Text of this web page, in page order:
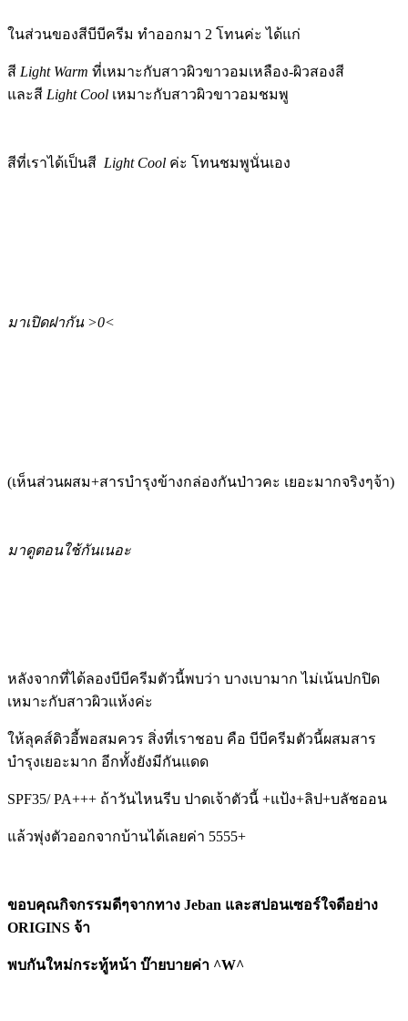
ในส่วนของสีบีบีครีม ทำออกมา 2 โทนค่ะ ได้แก่
สี Light Warm ที่เหมาะกับสาวผิวขาวอมเหลือง-ผิวสองสี
และสี Light Cool เหมาะกับสาวผิวขาวอมชมพู
สีที่เราได้เป็นสี Light Cool ค่ะ โทนชมพูนั่นเอง
มาเปิดฝากัน >0<
(เห็นส่วนผสม+สารบำรุงข้างกล่องกันป่าวคะ เยอะมากจริงๆจ้า)
มาดูตอนใช้กันเนอะ
หลังจากที่ได้ลองบีบีครีมตัวนี้พบว่า บางเบามาก ไม่เน้นปกปิด
เหมาะกับสาวผิวแห้งค่ะ
ให้ลุคส์ดิวอี้พอสมควร สิ่งที่เราชอบ คือ บีบีครีมตัวนี้ผสมสาร
บำรุงเยอะมาก อีกทั้งยังมีกันแดด
SPF35/ PA+++ ถ้าวันไหนรีบ ปาดเจ้าตัวนี้ +แป้ง+ลิป+บลัชออน
แล้วพุ่งตัวออกจากบ้านได้เลยค่า 5555+
ขอบคุณกิจกรรมดีๆจากทาง Jeban และสปอนเซอร์ใจดีอย่าง
ORIGINS จ้า
พบกันใหม่กระทู้หน้า บ๊ายบายค่า ^W^